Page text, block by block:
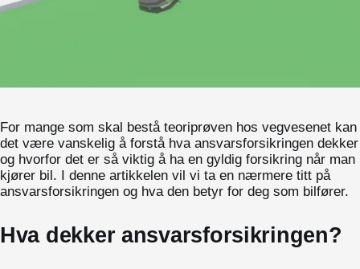
For mange som skal bestå teoriprøven hos vegvesenet kan
det være vanskelig å forstå hva ansvarsforsikringen dekker
og hvorfor det er så viktig å ha en gyldig forsikring når man
kjører bil. I denne artikkelen vil vi ta en nærmere titt på
ansvarsforsikringen og hva den betyr for deg som bilfører.
Hva dekker ansvarsforsikringen?